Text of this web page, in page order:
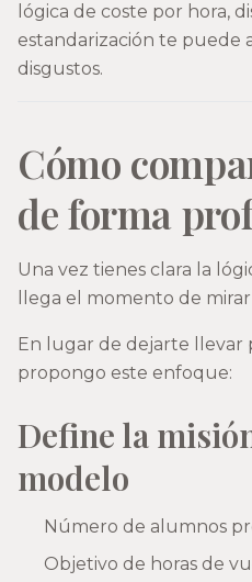
lógica de coste por hora,
estandarización te puede
disgustos.
Cómo
de forma
Una vez tienes clara la
llega el momento de
En lugar de dejarte llevar
propongo este enfoque:
Define la
modelo
Número de alumnos
Objetivo de horas de